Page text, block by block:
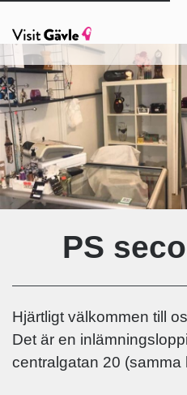
PS
Hjärtligt välkommen till
Det är en
centralgatan 20